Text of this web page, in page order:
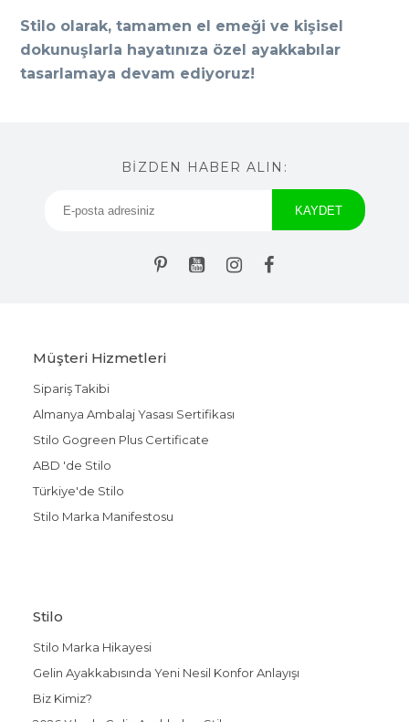
Stilo olarak, tamamen el emeği ve kişisel
dokunuşlarla hayatınıza özel ayakkabılar
tasarlamaya devam ediyoruz!
BİZDEN HABER ALIN:
Müşteri Hizmetleri
Sipariş Takibi
Almanya Ambalaj Yasası Sertifikası
Stilo Gogreen Plus Certificate
ABD 'de Stilo
Türkiye'de Stilo
Stilo Marka Manifestosu
Stilo
Stilo Marka Hikayesi
Gelin Ayakkabısında Yeni Nesil Konfor Anlayışı
Biz Kimiz?